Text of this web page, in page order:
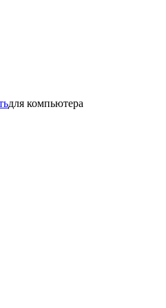
для компьютера